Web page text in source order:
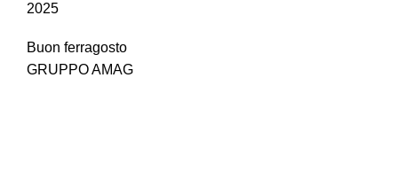
2025
Buon ferragosto
GRUPPO AMAG